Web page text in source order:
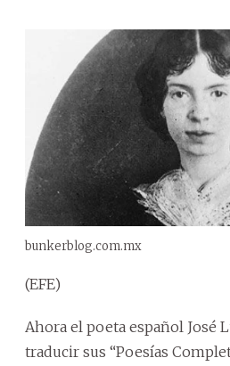
bunkerblog.com.mx
(EFE)
Ahora el poeta español José
traducir sus “Poesías